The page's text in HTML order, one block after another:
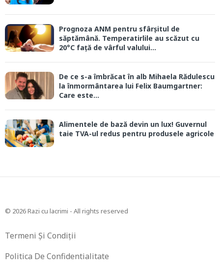
Prognoza ANM pentru sfârșitul de
săptămână. Temperatirlile au scăzut cu
20°C față de vârful valului...
De ce s-a îmbrăcat în alb Mihaela Rădulescu
la înmormântarea lui Felix Baumgartner:
Care este...
Alimentele de bază devin un lux! Guvernul
taie TVA-ul redus pentru produsele agricole
© 2026 Razi cu lacrimi - All rights reserved
Termeni Și Condiții
Politica De Confidentialitate